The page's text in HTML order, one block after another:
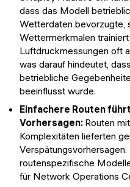
dass das Modell
Wetterdaten bevorzugte,
Wettermerkmalen
Luftdruckmessungen oft
was darauf hindeutet,
betriebliche
beeinflusst wurde.
Einfachere Routen
Vorhersagen: Routen
Komplexitäten lieferten
routenspezifische
für Network Operations